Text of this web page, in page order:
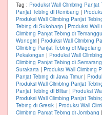
Tag : Produksi Wall Climbing Panjat
Panjat Tebing di Rembang |
Produksi Wall Climbing Panjat
Tebing di Sukoharjo | Produksi Wall
Climbing Panjat Tebing di
Wonogiri | Produksi Wall Climbing
Climbing Panjat Tebing di Magelang
Pekalongan | Produksi Wall
Climbing Panjat Tebing di Semarang
Surakarta | Produksi Wall Climbing
Panjat Tebing di Jawa Timur|
Produksi Wall Climbing Panjat
Panjat Tebing di Blitar| Produksi
Produksi Wall Climbing Panjat
Tebing di Gresik | Produksi Wall
Climbing Panjat Tebing di Jombang |